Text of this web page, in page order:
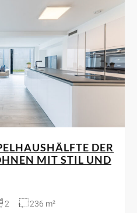
DER
MIT STIL UND
2
236 m²